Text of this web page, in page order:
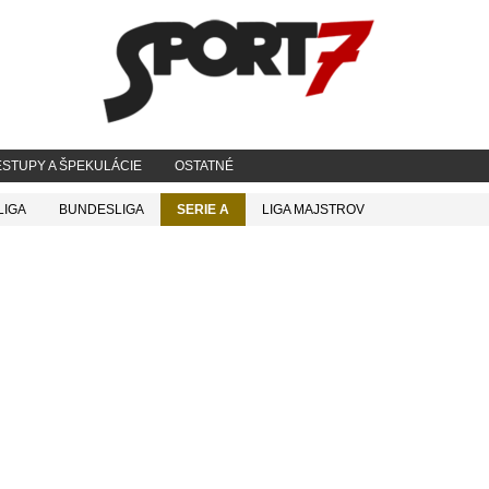
A ŠPEKULÁCIE OSTATNÉ
BUNDESLIGA SERIE A LIGA MAJSTROV